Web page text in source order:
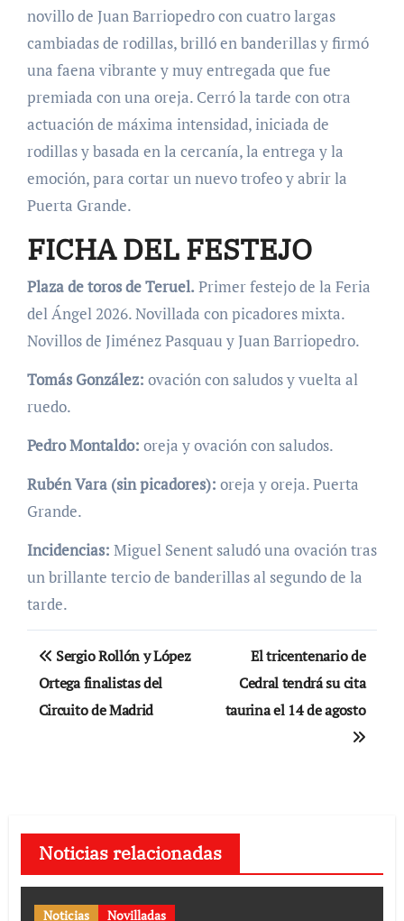
novillo de Juan Barriopedro con cuatro largas
cambiadas de rodillas, brilló en banderillas y firmó
una faena vibrante y muy entregada que fue
premiada con una oreja. Cerró la tarde con otra
actuación de máxima intensidad, iniciada de
rodillas y basada en la cercanía, la entrega y la
emoción, para cortar un nuevo trofeo y abrir la
Puerta Grande.
FICHA DEL FESTEJO
Plaza de toros de Teruel. Primer festejo de la Feria
del Ángel 2026. Novillada con picadores mixta.
Novillos de Jiménez Pasquau y Juan Barriopedro.
Tomás González: ovación con saludos y vuelta al
ruedo.
Pedro Montaldo: oreja y ovación con saludos.
Rubén Vara (sin picadores): oreja y oreja. Puerta
Grande.
Incidencias: Miguel Senent saludó una ovación tras
un brillante tercio de banderillas al segundo de la
tarde.
Navegación
de
entradas
Sergio Rollón y López
Ortega finalistas del
Circuito de Madrid
El tricentenario de
Cedral tendrá su cita
taurina el 14 de agosto
Noticias relacionadas
Noticias Novilladas